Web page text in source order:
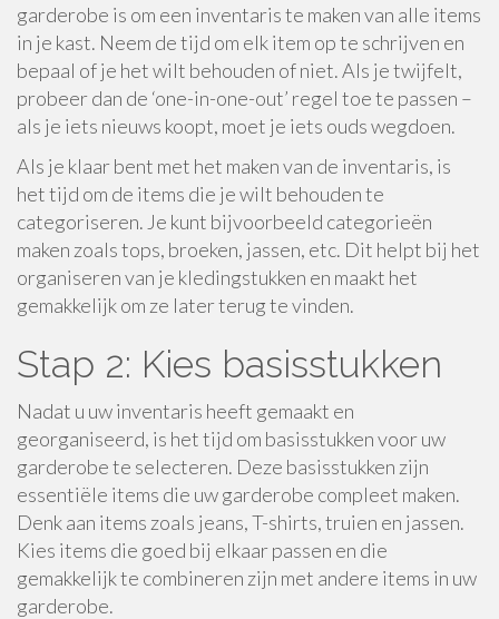
garderobe is om een inventaris te maken van alle items
in je kast. Neem de tijd om elk item op te schrijven en
bepaal of je het wilt behouden of niet. Als je twijfelt,
probeer dan de ‘one-in-one-out’ regel toe te passen –
als je iets nieuws koopt, moet je iets ouds wegdoen.
Als je klaar bent met het maken van de inventaris, is
het tijd om de items die je wilt behouden te
categoriseren. Je kunt bijvoorbeeld categorieën
maken zoals tops, broeken, jassen, etc. Dit helpt bij het
organiseren van je kledingstukken en maakt het
gemakkelijk om ze later terug te vinden.
Stap 2: Kies basisstukken
Nadat u uw inventaris heeft gemaakt en
georganiseerd, is het tijd om basisstukken voor uw
garderobe te selecteren. Deze basisstukken zijn
essentiële items die uw garderobe compleet maken.
Denk aan items zoals jeans, T-shirts, truien en jassen.
Kies items die goed bij elkaar passen en die
gemakkelijk te combineren zijn met andere items in uw
garderobe.